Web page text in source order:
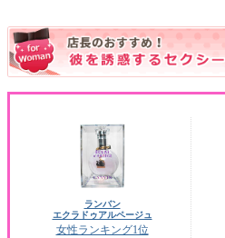
ランバン
エクラドゥアルページュ
女性ランキング1位